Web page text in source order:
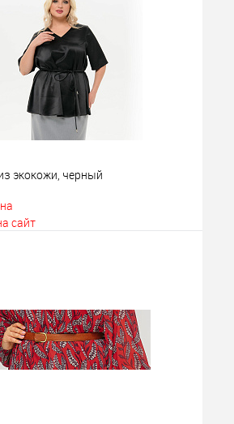
экокожи, черный
сайт
клик
К сравнению
Недоступно